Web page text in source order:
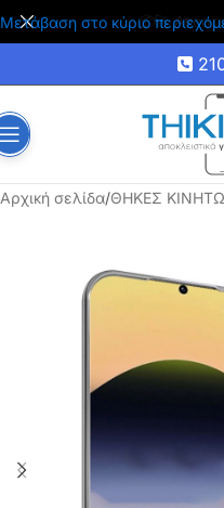
Μετάβαση στο κύριο
🚚 Δωρεάν
Αρχική σελίδα/ΘΗΚΕΣ